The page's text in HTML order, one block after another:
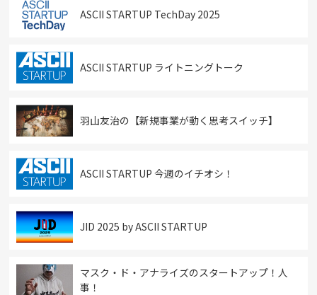
ASCII STARTUP TechDay 2025
ASCII STARTUP ライトニングトーク
羽山友治の【新規事業が動く思考スイッチ】
ASCII STARTUP 今週のイチオシ！
JID 2025 by ASCII STARTUP
マスク・ド・アナライズのスタートアップ！人
事！